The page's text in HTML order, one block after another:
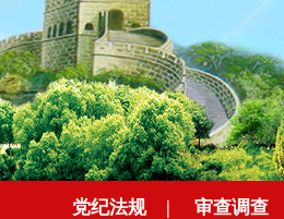
党纪法规 | 审查调查